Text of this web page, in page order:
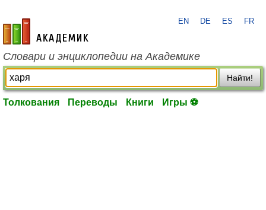
academic.ru
EN DE ES FR
Словари и энциклопедии на Академике
Найти!
Толкования Переводы Книги Игры ⚽